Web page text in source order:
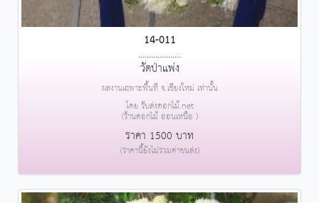
14-011
....................
วัดป่าแพ่ง
ผลงานเฉพาะพื้นที่ จ.เชียงใหม่ เท่านั้น
โดย รับส่งดอกไม้.net
(ร้านดอกไม้ ออนเหนือ )
ราคา 1500 บาท
(ราคานี้ยังไม่รวมค่าขนส่ง)